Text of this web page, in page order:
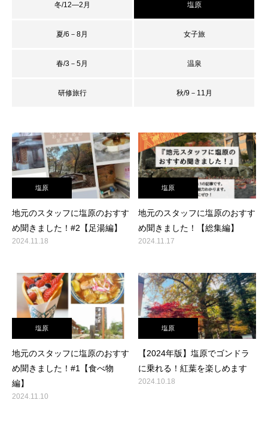
冬/12―2月 塩原
夏/6－8月 女子旅
春/3－5月 温泉
研修旅行 秋/9－11月
塩原
地元のスタッフに塩原のおすす
め聞きました！#2【足湯編】
2024.11.18
塩原
地元のスタッフに塩原のおすす
め聞きました！【総集編】
2024.11.17
塩原
地元のスタッフに塩原のおすす
め聞きました！#1【食べ物
編】
2024.11.10
塩原
【2024年版】塩原でゴンドラ
に乗れる！紅葉を楽しめます
2024.10.18